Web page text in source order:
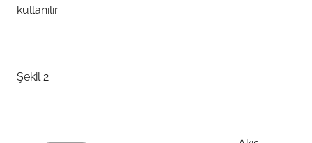
kullanılır.
Şekil 2